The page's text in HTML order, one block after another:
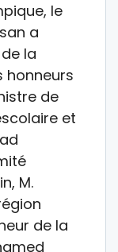
le
a
la
honneurs
de
et
M.
de la